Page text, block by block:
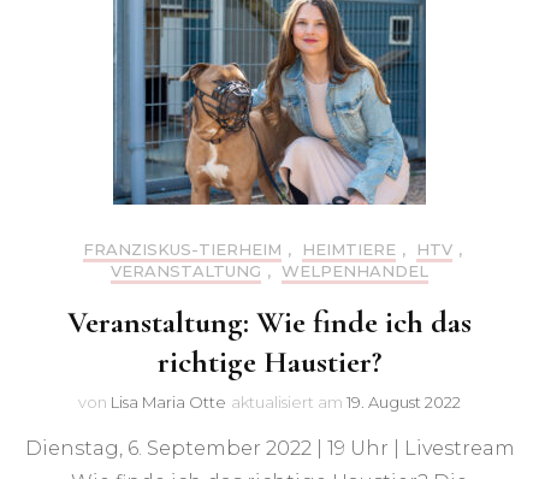
FRANZISKUS-TIERHEIM , HEIMTIERE , HTV ,
VERANSTALTUNG , WELPENHANDEL
Veranstaltung: Wie finde ich das
richtige Haustier?
von Lisa Maria Otte aktualisiert am 19. August 2022
Dienstag, 6. September 2022 | 19 Uhr | Livestream